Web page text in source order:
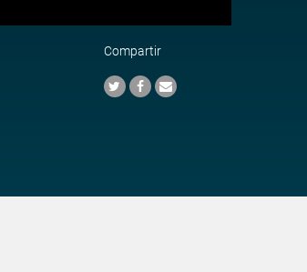
Compartir